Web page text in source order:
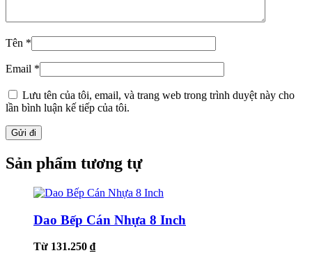
Tên *
Email *
Lưu tên của tôi, email, và trang web trong trình duyệt này cho
lần bình luận kế tiếp của tôi.
Sản phẩm tương tự
Dao Bếp Cán Nhựa 8 Inch
Từ 131.250 ₫